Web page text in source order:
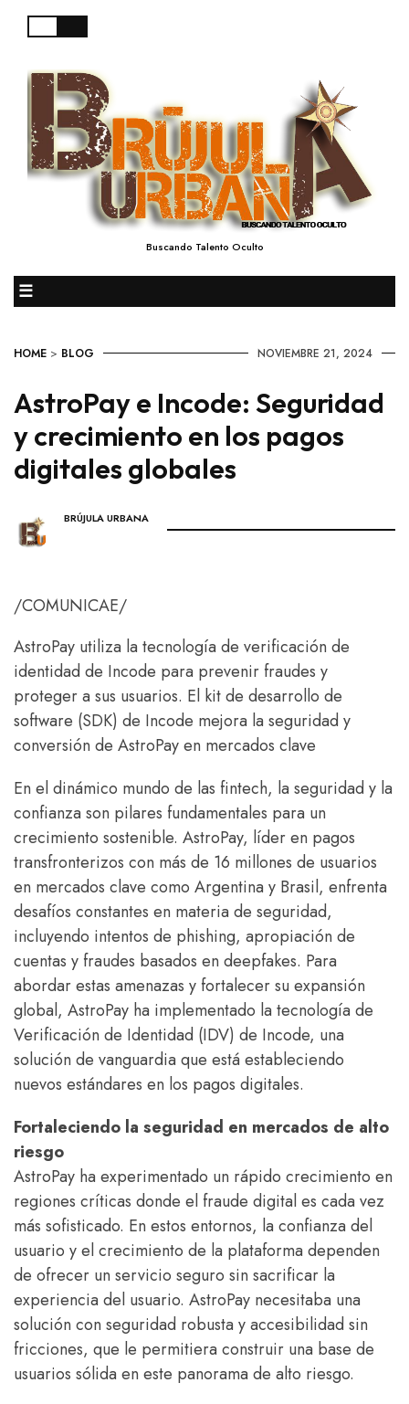
Buscando Talento Oculto
☰
HOME > BLOG NOVIEMBRE 21, 2024
AstroPay e Incode: Seguridad
y crecimiento en los pagos
digitales globales
BRÚJULA URBANA
/COMUNICAE/
AstroPay utiliza la tecnología de verificación de
identidad de Incode para prevenir fraudes y
proteger a sus usuarios. El kit de desarrollo de
software (SDK) de Incode mejora la seguridad y
conversión de AstroPay en mercados clave
En el dinámico mundo de las fintech, la seguridad y la
confianza son pilares fundamentales para un
crecimiento sostenible. AstroPay, líder en pagos
transfronterizos con más de 16 millones de usuarios
en mercados clave como Argentina y Brasil, enfrenta
desafíos constantes en materia de seguridad,
incluyendo intentos de phishing, apropiación de
cuentas y fraudes basados en deepfakes. Para
abordar estas amenazas y fortalecer su expansión
global, AstroPay ha implementado la tecnología de
Verificación de Identidad (IDV) de Incode, una
solución de vanguardia que está estableciendo
nuevos estándares en los pagos digitales.
Fortaleciendo la seguridad en mercados de alto
riesgo
AstroPay ha experimentado un rápido crecimiento en
regiones críticas donde el fraude digital es cada vez
más sofisticado. En estos entornos, la confianza del
usuario y el crecimiento de la plataforma dependen
de ofrecer un servicio seguro sin sacrificar la
experiencia del usuario. AstroPay necesitaba una
solución con seguridad robusta y accesibilidad sin
fricciones, que le permitiera construir una base de
usuarios sólida en este panorama de alto riesgo.